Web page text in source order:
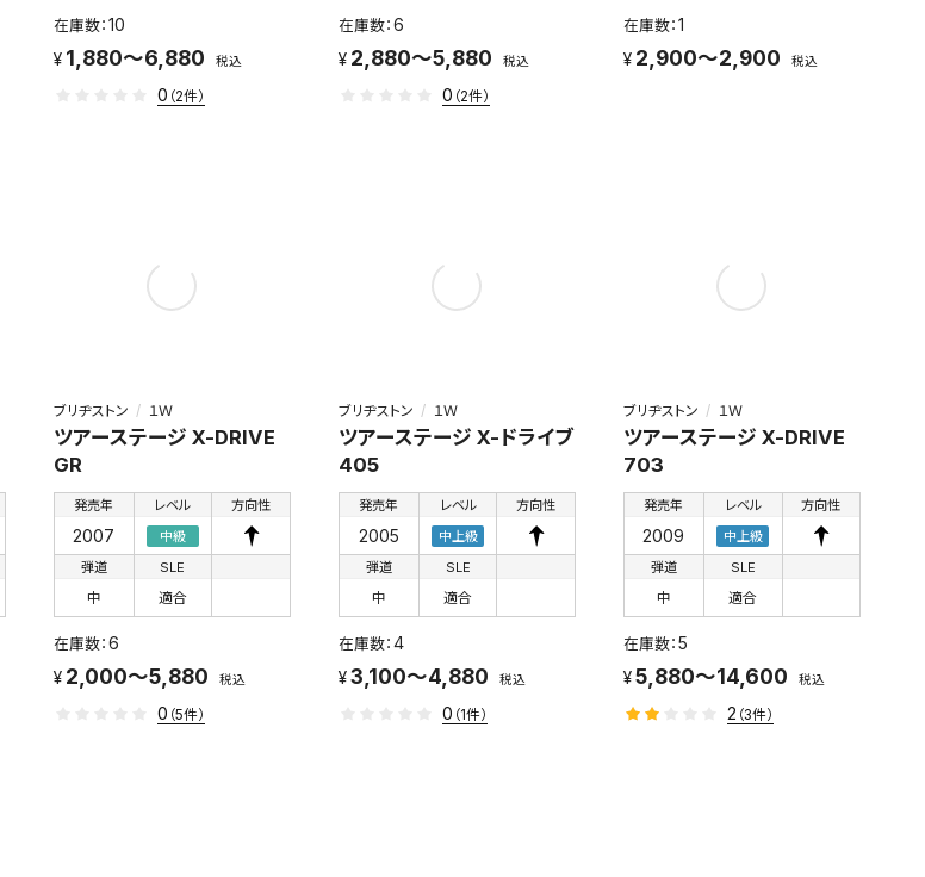
10
1,880～6,880 税込
0 （2件）
6
2,880～5,880 税込
0 （2件）
1
2,900～2,900 税込
ブリヂストン １Ｗ
ツアーステージ X-DRIVE
GR
発売年
2007
レベル
中級
方向性
弾道
中
SLE
適合
6
2,000～5,880 税込
0 （5件）
ブリヂストン １Ｗ
ツアーステージ X-ドライブ
405
発売年
2005
レベル
中上級
方向性
弾道
中
SLE
適合
4
3,100～4,880 税込
0 （1件）
ブリヂストン １Ｗ
ツアーステージ X-DRIVE
703
発売年
2009
レベル
中上級
方向性
弾道
中
SLE
適合
5
5,880～14,600 税込
2 （3件）